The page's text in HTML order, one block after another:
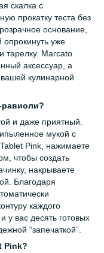
скалка с
прокатку теста без
основание,
уже
тарелку. Marcato
аксессуар, а
кулинарной
равиоли?
и даже приятный.
мукой с
Pink, нажимаете
чтобы создать
накрываете
Благодаря
каждого
у вас десять готовых
“запечаткой”.
Pink?